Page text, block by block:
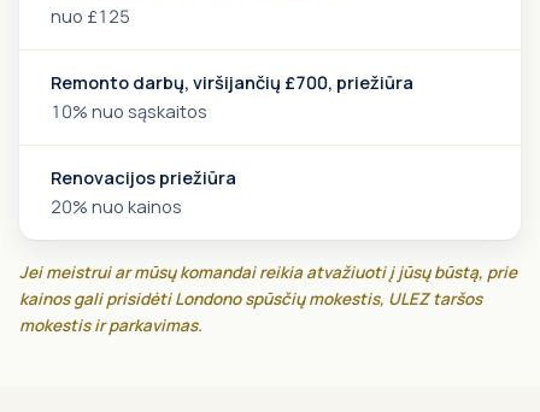
nuo £125
Remonto darbų, viršijančių £700, priežiūra
10% nuo sąskaitos
Renovacijos priežiūra
20% nuo kainos
Jei meistrui ar mūsų komandai reikia atvažiuoti į jūsų būstą, prie
kainos gali prisidėti Londono spūsčių mokestis, ULEZ taršos
mokestis ir parkavimas.